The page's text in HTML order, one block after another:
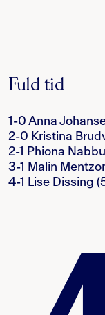
Fuld tid
1-0 Anna
2-0 Kristina
2-1 Phiona
3-1 Malin
4-1 Lise Dissing